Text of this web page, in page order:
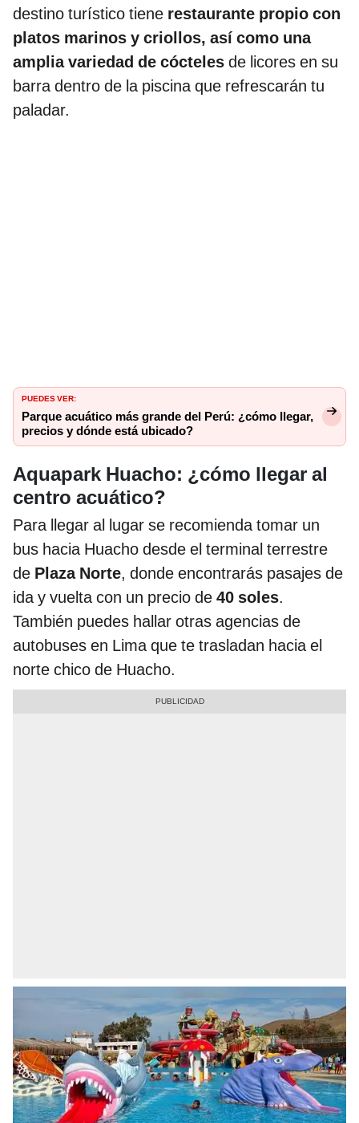
destino turístico tiene restaurante propio con
platos marinos y criollos, así como una
amplia variedad de cócteles de licores en su
barra dentro de la piscina que refrescarán tu
paladar.
PUEDES VER:
Parque acuático más grande del Perú: ¿cómo llegar,
precios y dónde está ubicado?
Aquapark Huacho: ¿cómo llegar al
centro acuático?
Para llegar al lugar se recomienda tomar un
bus hacia Huacho desde el terminal terrestre
de Plaza Norte, donde encontrarás pasajes de
ida y vuelta con un precio de 40 soles.
También puedes hallar otras agencias de
autobuses en Lima que te trasladan hacia el
norte chico de Huacho.